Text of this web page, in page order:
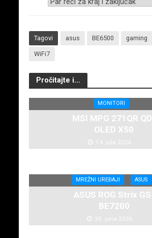
Tagovi asus BE6500 gaming
WiFi7
Pročitajte i...
MONITORI
MSI MPG 271QR
OLED X50
14. jula 2026.
MREŽNI UREĐAJI ASUS
ASUS ROG Strix
BE7200
30. juna 2026.